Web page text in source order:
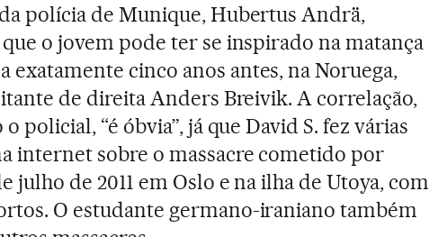
polícia de Munique, Hubertus Andrä,
o jovem pode ter se inspirado na matança
exatamente cinco anos antes, na Noruega,
de direita Anders Breivik. A correlação,
policial, “é óbvia”, já que David S. fez várias
internet sobre o massacre cometido por
julho de 2011 em Oslo e na ilha de Utoya, com
O estudante germano-iraniano também